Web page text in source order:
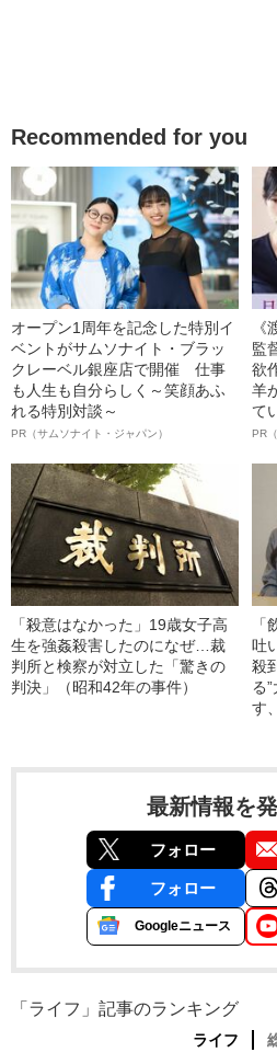
Recommended for you
オープン1周年を記念した特別イ
ベントがサムソナイト・ブラッ
クレーベル銀座店で開催 仕事
も人生も自分らしく～笑顔あふ
れる特別対談～
PR（サムソナイト・ジャパン）
監
欲
羊
て
PR
「殺意はなかった」19歳女子高
生を強姦殺害したのになぜ…裁
判所と検察が対立した「驚きの
判決」（昭和42年の事件）
吐
殺
る
す
最新情報を
フォロー
フォロー
Googleニュース
「ライフ」記事のランキング
ライフ